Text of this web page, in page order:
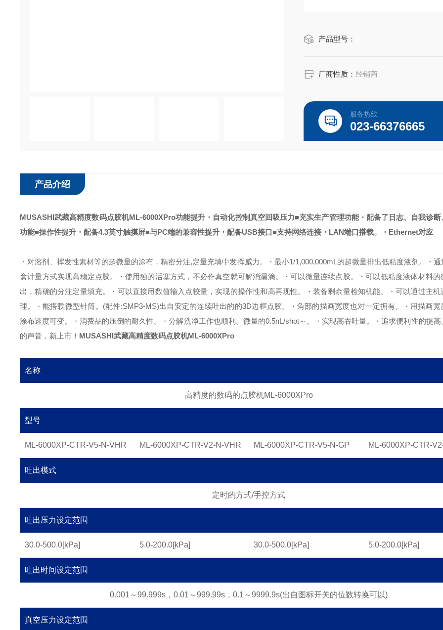
产品型号：
厂商性质：经销商
服务热线
023-66376665
产品介绍
MUSASHI武藏高精度数码点胶机ML-6000XPro功能提升 ・自动化控制真空回吸压力■充实生产管理功能・配备了日志、自我诊断
功能■操作性提升 ・配备4.3英寸触摸屏■与PC端的兼容性提升 ・配备USB接口■支持网络连接 ・LAN端口搭载。 ・Ethernet对应
・对溶剂、挥发性素材等的超微量的涂布，精密分注,定量充填中发挥威力。 ・最小1/1,000,000mL的超微量排出低粘度液剂。
・
盒计量方式实现高稳定点胶。
・使用独的活塞方式，不必作真空就可解消漏滴。 ・可以微量连续点胶。
・可以低粘度液体材料
出，精确的分注定量填充。
・可以直接用数值输入点较量，实现的操作性和高再现性。 ・装备剩余量检知机能。
・可以通过主
理。
・能搭载微型针筒。(配件:SMP3-MS)出自安定的连续吐出的的3D边框点胶。 ・角部的描画宽度也对一定拥有。
・用描画
涂布速度可变。
・消费品的压倒的耐久性。 ・分解洗净工作也顺利。微量的0.5nL/shot～。 ・实现高吞吐量。
・追求便利性的提
的声音，新上市！ MUSASHI武藏高精度数码点胶机ML-6000XPro
名称
高精度的数码的点胶机ML-6000XPro
型号
ML-6000XP-CTR-V5-N-VHR ML-6000XP-CTR-V2-N-VHR ML-6000XP-CTR-V5-N-GP ML-6000XP-CTR-
吐出模式
定时的方式/手控方式
吐出压力设定范围
30.0-500.0[kPa] 5.0-200.0[kPa] 30.0-500.0[kPa] 5.0-200.0[kPa]
吐出时间设定范围
0.001～99.999s，0.01～999.99s，0.1～9999.9s(出自图标开关的位数转换可以)
真空压力设定范围